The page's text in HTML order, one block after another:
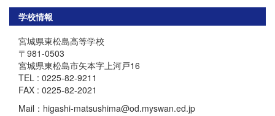
学校情報
宮城県東松島高等学校
〒981-0503
宮城県東松島市矢本字上河戸16
TEL : 0225-82-9211
FAX : 0225-82-2021
Mail：higashi-matsushima@od.myswan.ed.jp